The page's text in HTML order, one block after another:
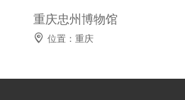
重庆忠州博物馆
 位置：重庆